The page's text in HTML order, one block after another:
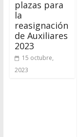
plazas para
la
reasignación
de Auxiliares
2023
15 octubre,
2023